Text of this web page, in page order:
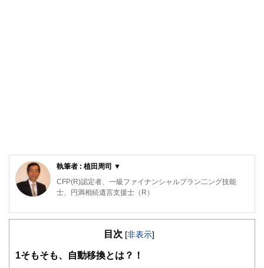
執筆者 : 植田周司 ▼
CFP(R)認定者、一級ファイナンシャルプラン二ング技能
士、円満相続遺言支援士（R）
外資系IT企業を経て、FPとして「PCとFPオフィス植田」を
に考え、ライフプランをご提案します。
日々努力しています。
目次 [非表示]
1そもそも、自動移換とは？！